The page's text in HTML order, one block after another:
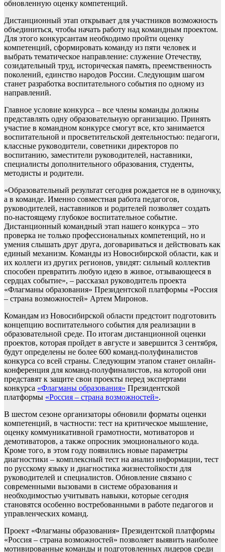
обновленную оценку компетенций.
Дистанционный этап открывает для участников возможность
объединиться, чтобы начать работу над командным проектом.
Для этого конкурсантам необходимо пройти оценку
компетенций, сформировать команду из пяти человек и
выбрать тематическое направление: служение Отечеству,
созидательный труд, историческая память, преемственность
поколений, единство народов России. Следующим шагом
станет разработка воспитательного события по одному из
направлений.
Главное условие конкурса – все члены команды должны
представлять одну образовательную организацию. Принять
участие в командном конкурсе смогут все, кто занимается
воспитательной и просветительской деятельностью: педагоги,
классные руководители, советники директоров по
воспитанию, заместители руководителей, наставники,
специалисты дополнительного образования, студенты,
методисты и родители.
«Образовательный результат сегодня рождается не в одиночку,
а в команде. Именно совместная работа педагогов,
руководителей, наставников и родителей позволяет создать
по-настоящему глубокое воспитательное событие.
Дистанционный командный этап нашего конкурса – это
проверка не только профессиональных компетенций, но и
умения слышать друг друга, договариваться и действовать как
единый механизм. Команды из Новосибирской области, как и
их коллеги из других регионов, увидят: сильный коллектив
способен превратить любую идею в живое, отзывающееся в
сердцах событие», – рассказал руководитель проекта
«Флагманы образования» Президентской платформы «Россия
– страна возможностей» Артем Миронов.
Командам из Новосибирской области предстоит подготовить
концепцию воспитательного события для реализации в
образовательной среде. По итогам дистанционной оценки
проектов, которая пройдет в августе и завершится 3 сентября,
будут определены не более 600 команд-полуфиналистов
конкурса со всей страны. Следующим этапом станет онлайн-
конференция для команд-полуфиналистов, на которой они
представят к защите свои проекты перед экспертами
конкурса «Флагманы образования» Президентской
платформы «Россия – страна возможностей».
В шестом сезоне организаторы обновили форматы оценки
компетенций, в частности: тест на критическое мышление,
оценку коммуникативной грамотности, мотиваторов и
демотиваторов, а также опросник эмоционального кода.
Кроме того, в этом году появились новые параметры
диагностики – комплексный тест на анализ информации, тест
по русскому языку и диагностика жизнестойкости для
руководителей и специалистов. Обновление связано с
современными вызовами в системе образования и
необходимостью учитывать навыки, которые сегодня
становятся особенно востребованными в работе педагогов и
управленческих команд.
Проект «Флагманы образования» Президентской платформы
«Россия – страна возможностей» позволяет выявить наиболее
мотивированные команды и подготовленных лидеров среди